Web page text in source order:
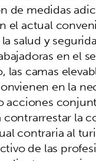
de medidas
el actual
salud y
en el
las camas
en la
acciones
la
contraria al
de las